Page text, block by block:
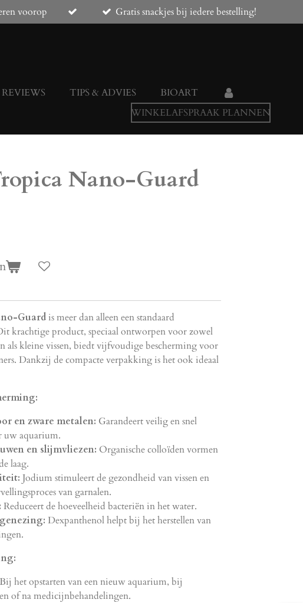
voorop Gratis snackjes bij iedere bestelling!
REVIEWS TIPS & ADVIES
BIOART
WINKELAFSPRAAK PLANNEN
Nano-Guard
Guard is meer dan alleen een standaard
krachtige product, speciaal ontworpen voor zowel
als kleine vissen, biedt vijfvoudige bescherming voor
Dankzij de compacte verpakking is het ook ideaal
en zware metalen: Garandeert veilig en snel
uw aquarium.
en slijmvliezen: Organische colloïden vormen
laag.
Jodium stimuleert de gezondheid van vissen en
van garnalen.
Reduceert de hoeveelheid bacteriën in het water.
Dexpanthenol helpt bij het herstellen van
Bij het opstarten van een nieuw aquarium, bij
of na medicijnbehandelingen.